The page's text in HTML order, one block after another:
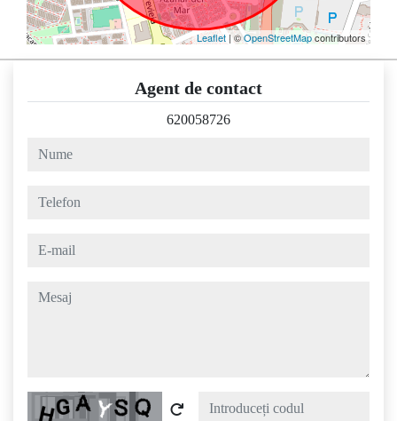
Leaflet| ©OpenStreetMapcontributors
Agent de contact
620058726
nume
telefon
e-mail
mesaj
Captcha